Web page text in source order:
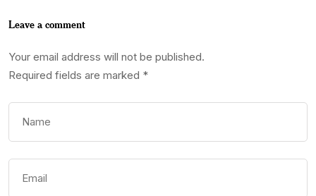
Leave a comment
Your email address will not be published.
Required fields are marked *